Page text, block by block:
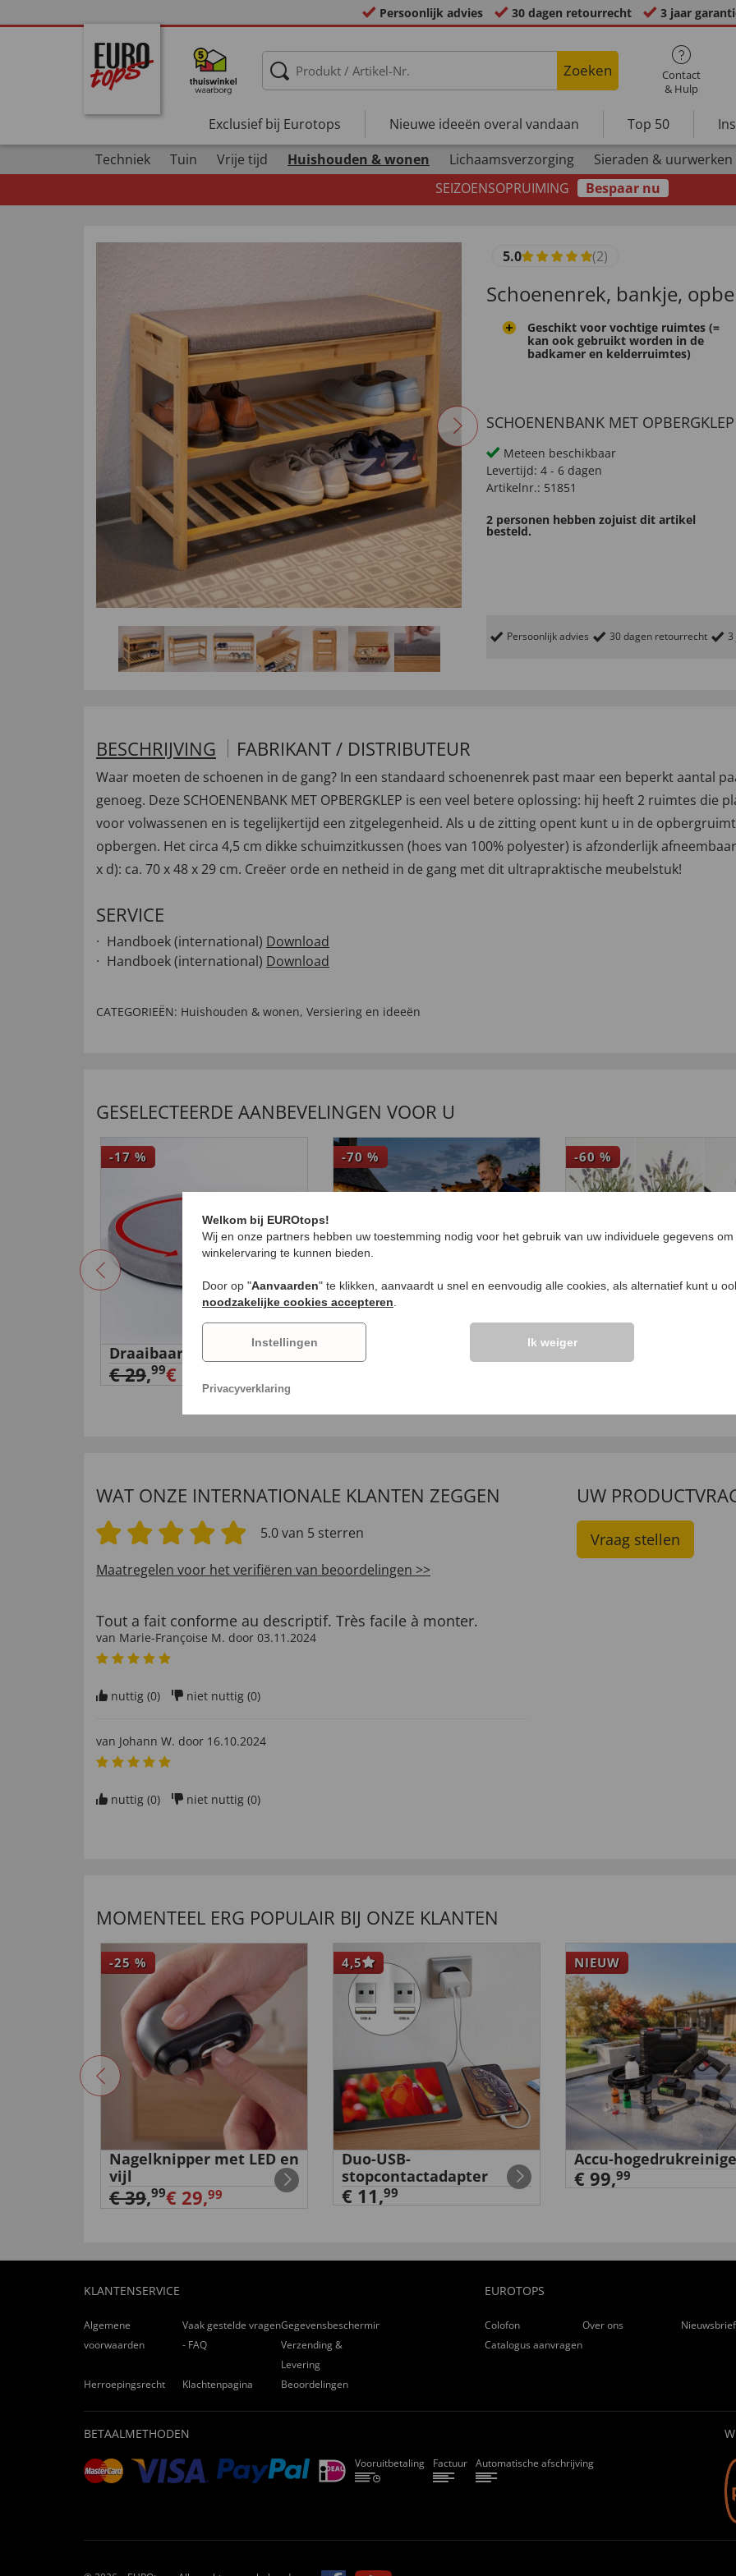
Persoonlijk advies 30 dagen retourrecht 3 jaar
Zoeken
Contact
& Hulp
Exclusief bij Eurotops Nieuwe ideeën overal vandaan Top 50
Techniek
Tuin Vrije tijd Huishouden & wonen Lichaamsverzorging
Sieraden & uurwerken
SEIZOENSOPRUIMING
Bespaar nu
5.0 (2)
Schoenenrek, bankje,
Geschikt voor vochtige ruimtes (=
kan ook gebruikt worden in de
badkamer en kelderruimtes)
SCHOENENBANK MET OPBERGKLEP
Meteen beschikbaar
Levertijd: 4 - 6 dagen
Artikelnr.: 51851
2 personen hebben zojuist dit artikel
besteld.
Persoonlijk advies 30 dagen retourrecht 3
BESCHRIJVING FABRIKANT / DISTRIBUTEUR
Waar moeten de schoenen in de gang? In een standaard schoenenrek past maar een beperkt aantal
genoeg. Deze SCHOENENBANK MET OPBERGKLEP is een veel betere oplossing: hij heeft 2 ruimtes
voor volwassenen en is tegelijkertijd een zitgelegenheid. Als u de zitting opent kunt u in de
opbergen. Het circa 4,5 cm dikke schuimzitkussen (hoes van 100% polyester) is afzonderlijk
x d): ca. 70 x 48 x 29 cm. Creëer orde en netheid in de gang met dit ultrapraktische meubelstuk!
SERVICE
Handboek (international) Download
Handboek (international) Download
CATEGORIEËN: Huishouden & wonen, Versiering en ideeën
GESELECTEERDE AANBEVELINGEN VOOR U
-17 %
Draaibaar zitkussen
€ 29,99€ 24,
-70 % -60 %
Zelfwaterende
WAT ONZE INTERNATIONALE KLANTEN ZEGGEN
5.0 van 5 sterren
Maatregelen voor het verifiëren van beoordelingen >>
Tout a fait conforme au descriptif. Très facile à monter.
van Marie-Françoise M. door 03.11.2024
nuttig (0) niet nuttig (0)
van Johann W. door 16.10.2024
nuttig (0) niet nuttig (0)
UW
Vraag stellen
MOMENTEEL ERG POPULAIR BIJ ONZE KLANTEN
-25 %
Nagelknipper met LED en
vijl
€ 39,99€ 29,99
4,5
Duo-USB-
stopcontactadapter
€ 11,99
NIEUW
Accu-
€ 99,99
KLANTENSERVICE
Algemene
voorwaarden
Vaak gestelde vragen
- FAQ
Gegevensbescherming
Verzending &
Levering
Herroepingsrecht
Klachtenpagina Beoordelingen
EUROTOPS
Colofon Over ons
Nieuwsbrief
Catalogus aanvragen
BETAALMETHODEN
Vooruitbetaling Factuur Automatische afschrijving
Welkom bij EUROtops!
Wij en onze partners hebben uw toestemming nodig voor het gebruik van uw individuele gegevens
winkelervaring te kunnen bieden.
Door op "Aanvaarden" te klikken, aanvaardt u snel en eenvoudig alle cookies, als alternatief kunt u
noodzakelijke cookies accepteren
Instellingen Ik weiger
Privacyverklaring